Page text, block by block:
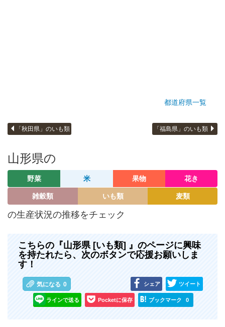
都道府県一覧
「秋田県」のいも類 「福島県」のいも類
山形県の
野菜 米 果物 花き
雑穀類 いも類 麦類
の生産状況の推移をチェック
こちらの『山形県 [いも類] 』のページに興味
を持たれたら、次のボタンで応援お願いしま
す！
気になる 0 シェア ツイート
ラインで送る Pocketに保存 ブックマーク 0